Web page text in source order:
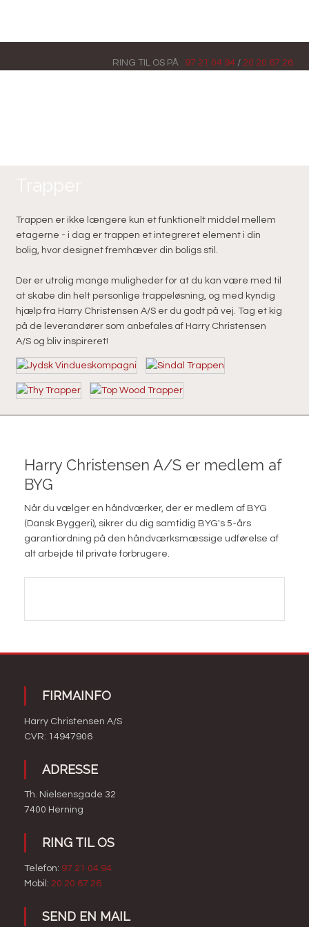
RING TIL OS​ PÅ 97 21 04 94 / 20 20 67 26
Trappen er ikke længere kun et funktionelt middel mellem
etagerne - i dag er trappen et integreret element i din
bolig, hvor designet fremhæver din boligs stil.
Der er utrolig mange muligheder for at du kan være med til
at skabe din helt personlige trappeløsning, og med kyndig
hjælp fra Harry Christensen A/S er du godt på vej. Tag et kig
på de leverandører som anbefales af Harry Christensen
A/S og bliv inspireret!
Harry Christensen A/S er medlem af
BYG
Når du vælger en håndværker, der er medlem af BYG
(Dansk Byggeri), sikrer du dig samtidig BYG's 5-års
garantiordning på den håndværksmæssige udførelse af
alt arbejde til private forbrugere.​
FIRMAINFO
Harry Christensen A/S​
CVR: 14947906
ADRESSE
Th. Nielsensgade 32
7400 Herning​
​RING TIL OS
Telefon: 97 21 04 94
Mobil: 20 20 67 26​
​SEND EN MAIL